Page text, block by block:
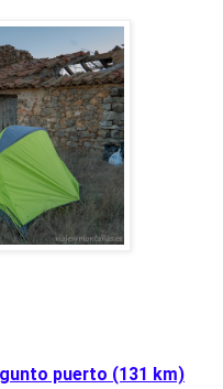
puerto (131 km)